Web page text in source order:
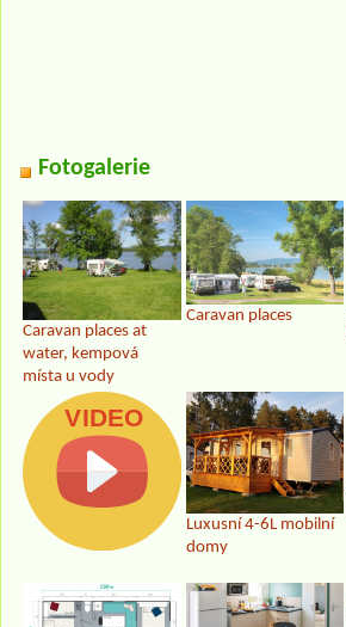
Fotogalerie
Caravan places at
water, kempová
místa u vody
Caravan places
Luxusní 4-6L mobilní
domy